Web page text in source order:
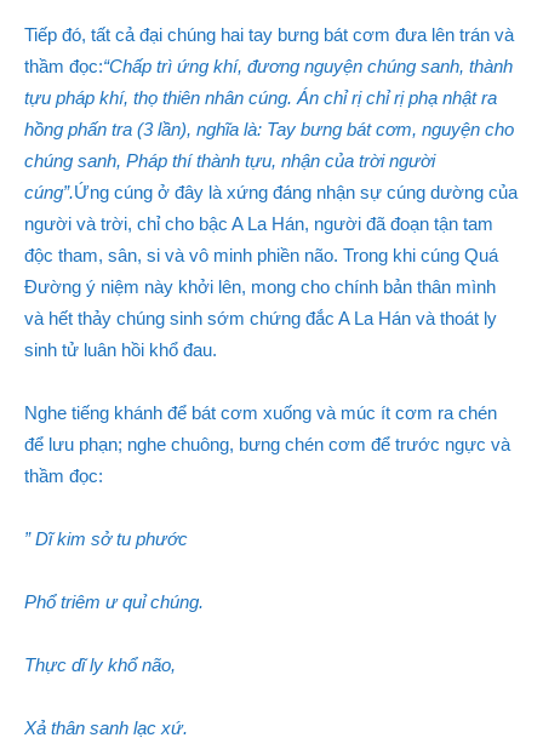
Tiếp đó, tất cả đại chúng hai tay bưng bát cơm đưa lên trán và
thầm đọc:“Chấp trì ứng khí, đương nguyện chúng sanh, thành
tựu pháp khí, thọ thiên nhân cúng. Án chỉ rị chỉ rị phạ nhật ra
hồng phấn tra (3 lần), nghĩa là: Tay bưng bát cơm, nguyện cho
chúng sanh, Pháp thí thành tựu, nhận của trời người
cúng”.Ứng cúng ở đây là xứng đáng nhận sự cúng dường của
người và trời, chỉ cho bậc A La Hán, người đã đoạn tận tam
độc tham, sân, si và vô minh phiền não. Trong khi cúng Quá
Đường ý niệm này khởi lên, mong cho chính bản thân mình
và hết thảy chúng sinh sớm chứng đắc A La Hán và thoát ly
sinh tử luân hồi khổ đau.
Nghe tiếng khánh để bát cơm xuống và múc ít cơm ra chén
để lưu phạn; nghe chuông, bưng chén cơm để trước ngực và
thầm đọc:
” Dĩ kim sở tu phước
Phổ triêm ư quỉ chúng.
Thực dĩ ly khổ não,
Xả thân sanh lạc xứ.